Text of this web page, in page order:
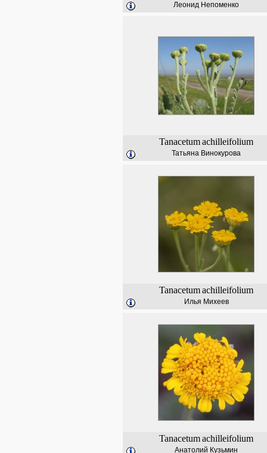
Леонид Непоменко
Tanacetumachilleifolium
Татьяна Винокурова
Tanacetumachilleifolium
Илья Михеев
Tanacetumachilleifolium
Анатолий Кузьмин